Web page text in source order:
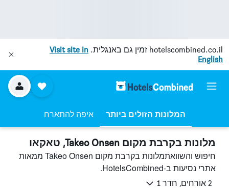
hotelscombined.co.il זמין גם באנגלית. Visit site in
English
המלונות הזולים ביותר איפה להתארח
מלונות בקרבת מקום Takeo Onsen, טאקאו
חיפוש והשוואתמלונות בקרבת מקום Takeo Onsen ממאות
אתרי נסיעות ב-HotelsCombined.
2 אורחים, חדר 1